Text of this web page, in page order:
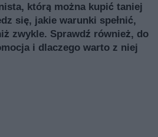
którą można kupić taniej
się, jakie warunki spełnić,
zwykle. Sprawdź również, do
i dlaczego warto z niej